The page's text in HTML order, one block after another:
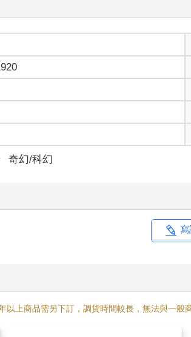
光明神殿出伴郎一名，身為光明神的代言人
，面無表情地問：「世界上有幾個戰神之子
個沒錯，您真聰明！」
是剛走三天嗎？」
還遠著吧！」
來開開玩笑？我有點無力地問：「那他結什
寡聞」的表情。
國內根本不妨礙婚禮進行，反正月蘭國的
沒到而已。」
子連候補新娘都準備好了，這國公主娶不到
以月蘭國女王才把自己女兒賤價出清也說不
品美女就在隔壁國，自己卻恍然無知，一晃
奇幻/科幻
以上商品需另下訂，調貨時間較長，無法與一般